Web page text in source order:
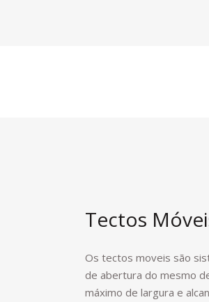
Tectos
Os tectos moveis são
de abertura do mesmo
máximo de largura e